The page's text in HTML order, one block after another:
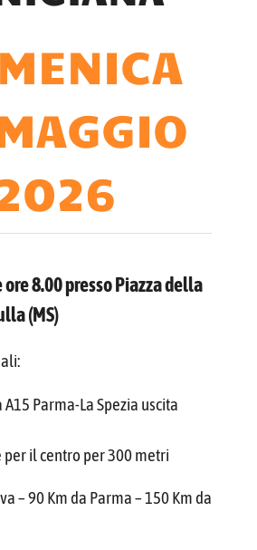
8.00presso Piazza della
(MS)
Parma-La Spezia uscita
per il centro per 300 metri
– 90 Km da Parma – 150 Km da